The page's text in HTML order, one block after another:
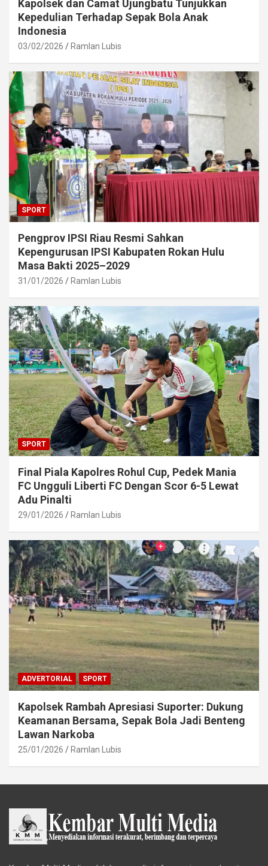
Kapolsek dan Camat Ujungbatu Tunjukkan
Kepedulian Terhadap Sepak Bola Anak
Indonesia
03/02/2026 Ramlan Lubis
SPORT
Pengprov IPSI Riau Resmi Sahkan
Kepengurusan IPSI Kabupaten Rokan Hulu
Masa Bakti 2025–2029
31/01/2026 Ramlan Lubis
SPORT
Final Piala Kapolres Rohul Cup, Pedek Mania
FC Ungguli Liberti FC Dengan Scor 6-5 Lewat
Adu Pinalti
29/01/2026 Ramlan Lubis
ADVERTORIAL SPORT
Kapolsek Rambah Apresiasi Suporter: Dukung
Keamanan Bersama, Sepak Bola Jadi Benteng
Lawan Narkoba
25/01/2026 Ramlan Lubis